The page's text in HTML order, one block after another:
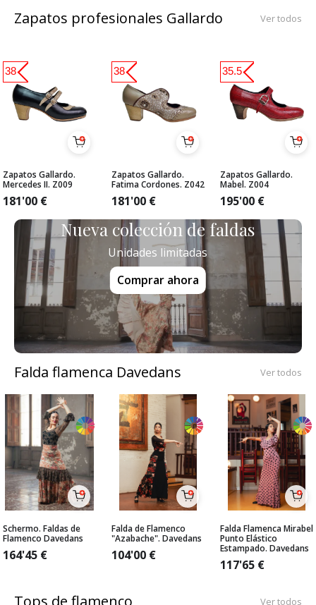
Zapatos profesionales Gallardo Ver todos
Zapatos Gallardo.
Mercedes II. Z009
181'00 €
38
Zapatos Gallardo.
Fatima Cordones. Z042
181'00 €
38
Zapatos Gallardo.
Mabel. Z004
195'00 €
35.5
Nueva colección de faldas
Unidades limitadas
Comprar ahora
Falda flamenca Davedans Ver todos
Schermo. Faldas de
Flamenco Davedans
164'45 €
Falda de Flamenco
"Azabache". Davedans
104'00 €
Falda Flamenca Mirabel
Punto Elástico
Estampado. Davedans
117'65 €
Tops de flamenco Ver todos